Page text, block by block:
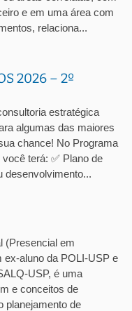
e em uma área com
relaciona...
2026 – 2º
estratégica
algumas das maiores
chance! No Programa
terá: ✅ Plano de
desenvolvimento...
(Presencial em
ex-aluno da POLI-USP e
USP, é uma
e conceitos de
planejamento de